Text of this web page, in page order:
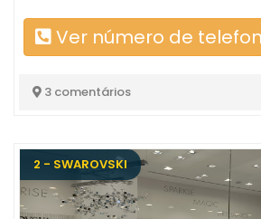
Ver número de
3 comentários
2 - SWAROVSKI